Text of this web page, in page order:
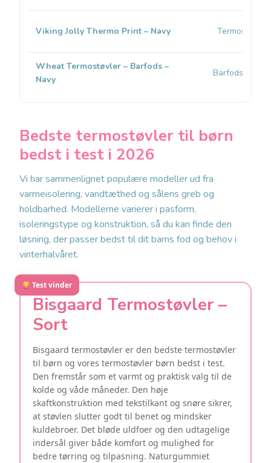
Viking Jolly Thermo Print – Navy Termostøvle
Wheat Termostøvler – Barfods –
Navy
Barfods-termo
Bedste termostøvler til børn
bedst i test i 2026
Vi har sammenlignet populære modeller ud fra
varmeisolering, vandtæthed og sålens greb og
holdbarhed. Modellerne varierer i pasform,
isoleringstype og konstruktion, så du kan finde den
løsning, der passer bedst til dit barns fod og behov i
vinterhalvåret.
Test vinder
Bisgaard Termostøvler –
Sort
Bisgaard termostøvler er den bedste termostøvler
til børn og vores termostøvler børn bedst i test.
Den fremstår som et varmt og praktisk valg til de
kolde og våde måneder. Den høje
skaftkonstruktion med tekstilkant og snøre sikrer,
at støvlen slutter godt til benet og mindsker
kuldebroer. Det bløde uldfoer og den udtagelige
indersål giver både komfort og mulighed for
bedre tørring og tilpasning. Naturgummiet